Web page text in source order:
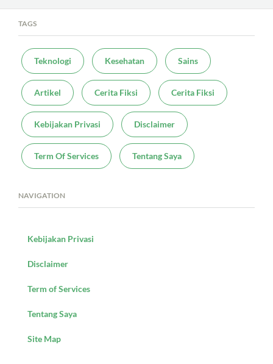
TAGS
Teknologi Kesehatan Sains
Artikel Cerita Fiksi Cerita Fiksi
Kebijakan Privasi Disclaimer
Term Of Services Tentang Saya
NAVIGATION
Kebijakan Privasi
Disclaimer
Term of Services
Tentang Saya
Site Map